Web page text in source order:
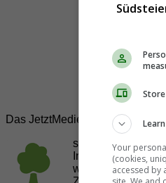
Das JetztMedien.com Medien
suedsteiermark.at
Internetadressen
welche es sich
Your
(cookies,
accessed by